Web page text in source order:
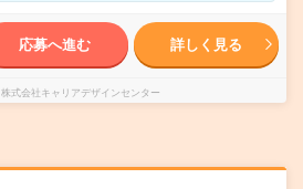
応募へ進む 詳しく見る
株式会社キャリアデザインセンター